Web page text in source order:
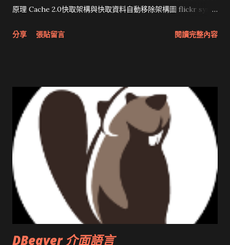
原理 Cache 2.0快取架構與快取資料自動移除架構圖 flickr sync
圖治推動改革 Wait and see 國內某SOC疑遭駭客入侵 大砲開講
分享 張貼留言 閱讀完整內容
DBeaver 介面語言